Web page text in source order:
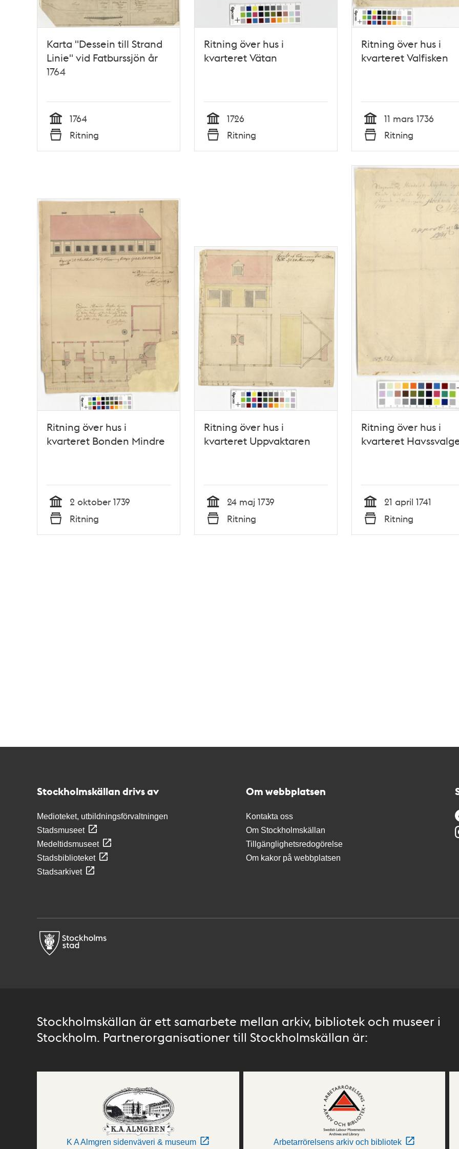
Karta "Dessein till Strand
Linie" vid Fatburssjön år
1764
Tid
1764
Typ
Ritning
Ritning över hus i
kvarteret Vätan
Tid
1726
Typ
Ritning
Ritning över hus i
kvarteret Valfisken
Tid
11 mars 1736
Typ
Ritning
Ritning över hus i
kvarteret Bonden Mindre
Tid
2 oktober 1739
Ritning
Ritning över hus i
kvarteret Uppvaktaren
Tid
24 maj 1739
Ritning
Ritning över hus i
kvarteret
Tid
21 april 1741
Ritning
Stockholmskällan drivs av
Medioteket, utbildningsförvaltningen
Stadsmuseet
Medeltidsmuseet
Stadsbiblioteket
Stadsarkivet
Om webbplatsen
Kontakta oss
Om Stockholmskällan
Tillgänglighetsredogörelse
Om kakor på webbplatsen
Stockholmskällan är ett samarbete mellan arkiv, bibliotek och museer i
Stockholm. Partnerorganisationer till Stockholmskällan är:
K A Almgren sidenväveri & museum Arbetarrörelsens arkiv och bibliotek